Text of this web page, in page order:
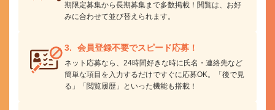
期限定募集から長期募集まで多数掲載！閲覧は、お好
みに合わせて並び替えられます。
会員登録不要でスピード応募！
ネット応募なら、24時間好きな時に氏名・連絡先など
簡単な項目を入力するだけですぐに応募OK。「後で見
る」「閲覧履歴」といった機能も搭載！